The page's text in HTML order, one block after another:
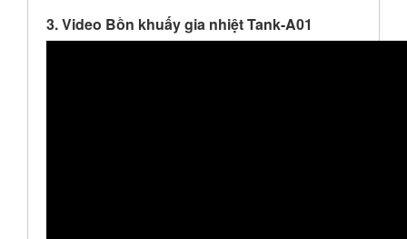
3. Video Bồn khuấy gia nhiệt Tank-A01